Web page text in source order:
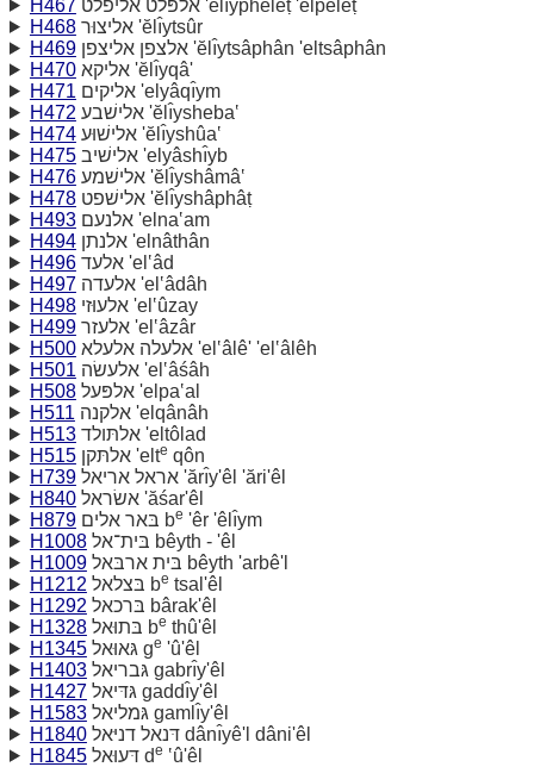
H467
אלפּלט אליפלט 'ĕlı̂ypheleṭ 'ĕlpeleṭ
H468
אליצוּר 'ĕlı̂ytsûr
H469
אלצפן אליצפן 'ĕlı̂ytsâphân 'eltsâphân
H470
אליקא 'ĕlı̂yqâ'
H471
אליקים 'elyâqı̂ym
H472
אלישׁבע 'ĕlı̂ysheba‛
H474
אלישׁוּע 'ĕlı̂yshûa‛
H475
אלישׁיב 'elyâshı̂yb
H476
אלישׁמע 'ĕlı̂yshâmâ‛
H478
אלישׁפט 'ĕlı̂yshâphâṭ
H493
אלנעם 'elna‛am
H494
אלנתן 'elnâthân
H496
אלעד 'el‛âd
H497
אלעדה 'el‛âdâh
H498
אלעוּזי 'el‛ûzay
H499
אלעזר 'el‛âzâr
H500
אלעלה אלעלא 'el‛âlê' 'el‛âlêh
H501
אלעשׂה 'el‛âśâh
H508
אלפּעל 'elpa‛al
H511
אלקנה 'elqânâh
H513
אלתּולד 'eltôlad
H515
אלתּקן 'elte qôn
H739
אראל אריאל 'ărı̂y'êl 'ări'êl
H840
אשׂראל 'ăśar'êl
H879
בּאר אלים be 'êr 'êlı̂ym
H1008
בּית־אל bêyth - 'êl
H1009
בּית ארבּאל bêyth 'arbê'l
H1212
בּצלאל be tsal'êl
H1292
בּרכאל bârak'êl
H1328
בּתוּאל be thû'êl
H1345
גּאוּאל ge 'û'êl
H1403
גּבריאל gabrı̂y'êl
H1427
גּדּיאל gaddı̂y'êl
H1583
גּמליאל gamlı̂y'êl
H1840
דּנאל דניּאל dânı̂yê'l dâni'êl
H1845
דּעוּאל de ‛û'êl